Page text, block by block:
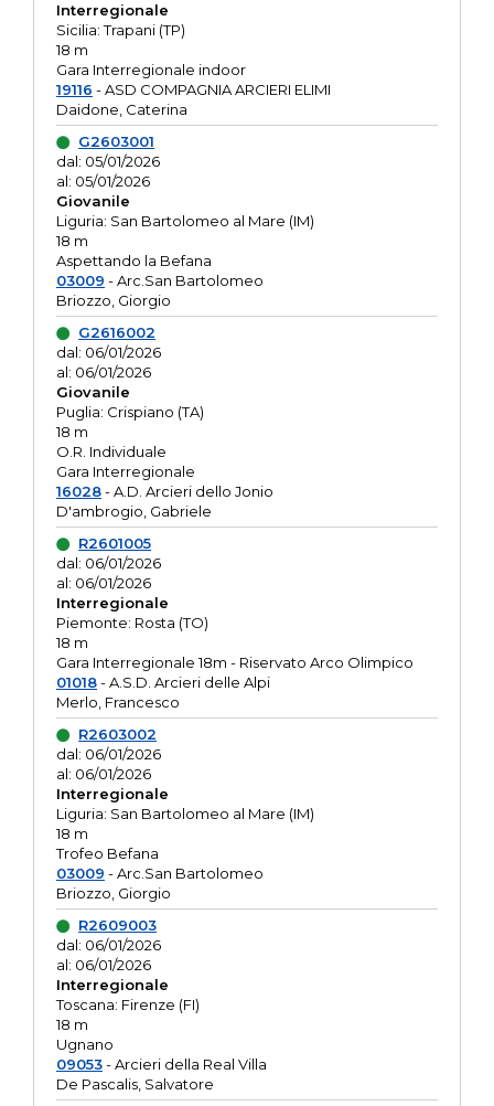
Interregionale
Sicilia: Trapani (TP)
18 m
Gara Interregionale indoor
19116 - ASD COMPAGNIA ARCIERI ELIMI
Daidone, Caterina
G2603001
dal: 05/01/2026
al: 05/01/2026
Giovanile
Liguria: San Bartolomeo al Mare (IM)
18 m
Aspettando la Befana
03009 - Arc.San Bartolomeo
Briozzo, Giorgio
G2616002
dal: 06/01/2026
al: 06/01/2026
Giovanile
Puglia: Crispiano (TA)
18 m
O.R. Individuale
Gara Interregionale
16028- A.D. Arcieri dello Jonio
D'ambrogio, Gabriele
R2601005
dal: 06/01/2026
al: 06/01/2026
Interregionale
Piemonte: Rosta (TO)
18 m
Gara Interregionale 18m - Riservato Arco Olimpico
01018- A.S.D. Arcieri delle Alpi
Merlo, Francesco
R2603002
dal: 06/01/2026
al: 06/01/2026
Interregionale
Liguria: San Bartolomeo al Mare (IM)
18 m
Trofeo Befana
03009 - Arc.San Bartolomeo
Briozzo, Giorgio
R2609003
dal: 06/01/2026
al: 06/01/2026
Interregionale
Toscana: Firenze (FI)
18 m
Ugnano
09053- Arcieri della Real Villa
De Pascalis, Salvatore